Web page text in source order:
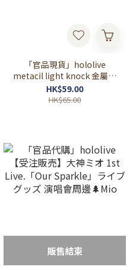
「官品現貨」hololive
metacil light knock 金屬鉛
筆 第2彈
HK$59.00
HK$65.00
販售結束